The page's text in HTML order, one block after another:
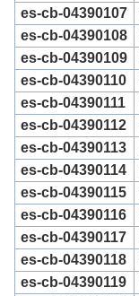
es-cb-04390107
es-cb-04390108
es-cb-04390109
es-cb-04390110
es-cb-04390111
es-cb-04390112
es-cb-04390113
es-cb-04390114
es-cb-04390115
es-cb-04390116
es-cb-04390117
es-cb-04390118
es-cb-04390119